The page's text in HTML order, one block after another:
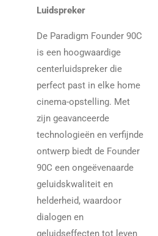
Luidspreker
De Paradigm Founder 90C
is een hoogwaardige
centerluidspreker die
perfect past in elke home
cinema-opstelling. Met
zijn geavanceerde
technologieën en verfijnde
ontwerp biedt de Founder
90C een ongeëvenaarde
geluidskwaliteit en
helderheid, waardoor
dialogen en
geluidseffecten tot leven